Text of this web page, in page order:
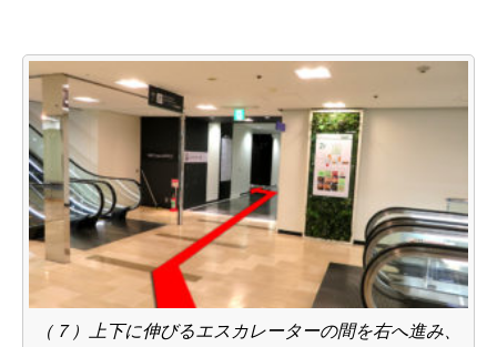
（７）上下に伸びるエスカレーターの間を右へ進み、